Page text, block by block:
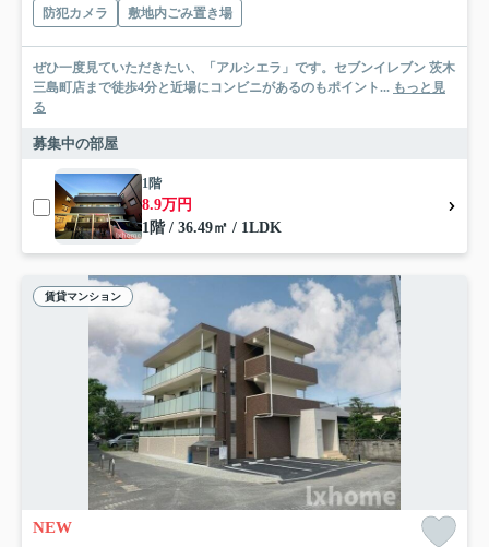
防犯カメラ
敷地内ごみ置き場
ぜひ一度見ていただきたい、「アルシエラ」です。セブンイレブン 茨木
三島町店まで徒歩4分と近場にコンビニがあるのもポイント... もっと見
る
募集中の部屋
1階
8.9万円
1階 / 36.49㎡ / 1LDK
賃貸マンション
NEW